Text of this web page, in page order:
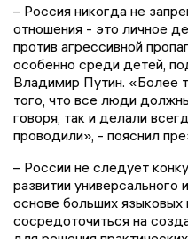
– Россия никогда не
отношения - это личное
против агрессивной
особенно среди детей,
Владимир Путин. «Более
того, что все люди
говоря, так и делали
проводили», - пояснил
– России не следует
развитии универсального
основе больших
сосредоточиться на